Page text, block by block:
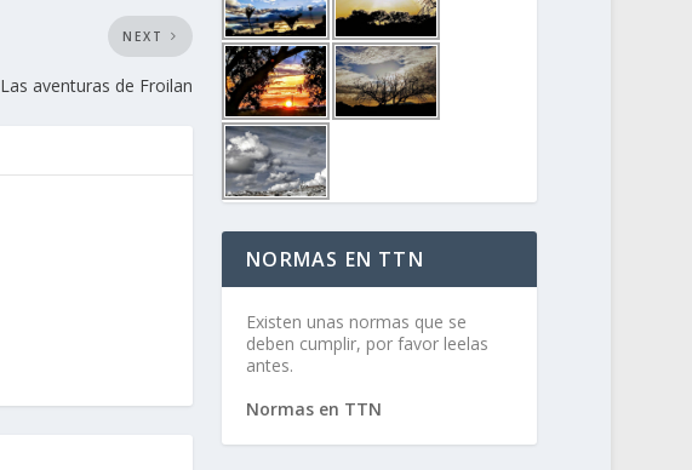
NEXT
Las aventuras de Froilan
NORMAS EN TTN
Existen unas normas que se
deben cumplir, por favor leelas
antes.
Normas en TTN